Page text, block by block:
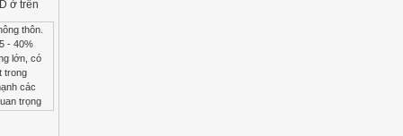
ở trên
dụng đất một cách chặt chẽ. Một chính sách ruộng đất đúng đắn cần thiết cho việc thúc đẩy việc chuyển lao động nông thôn ra thành thị, bảo vệ và phát triển đất nông nghiệp, hỗ trợ cho việc phát triển nông nghiệp và nông thôn. - Bảo hiểm nông nghiệp: - Gần đây, quan niệm đô thị có ảnh hưởng lớn đến phát triển nông thôn. Chiến lược đô thị hóa tập trung dẫn đến việc thúc đẩy phát triển các siêu đô thị, hạn chế việc phát triển nông nghiệp và gây khó khăn cho việc nông thôn và nông nghiệp,